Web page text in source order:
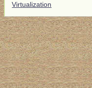
Virtualization